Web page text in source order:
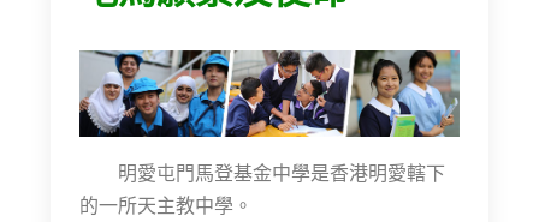
明愛屯門馬登基金中學是香港明愛轄下
的一所天主教中學。